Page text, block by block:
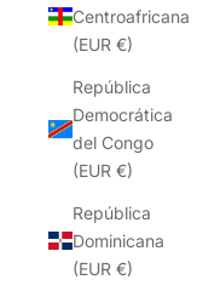
Centroafricana
(EUR €)
República
Democrática
del Congo
(EUR €)
República
Dominicana
(EUR €)